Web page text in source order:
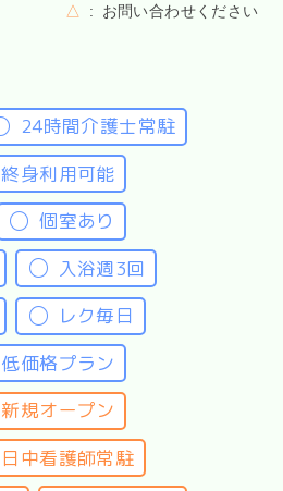
△ お問い合わせください
24時間介護士常駐
終身利用可能
個室あり
入浴週3回
レク毎日
低価格プラン
新規オープン
日中看護師常駐